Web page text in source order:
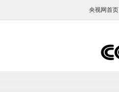
央视网首页